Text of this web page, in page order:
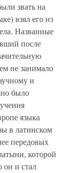
звать на
взял его из
Названные
после
не занимало
и
было
языка
в латинском
передовых
которой
он и стал